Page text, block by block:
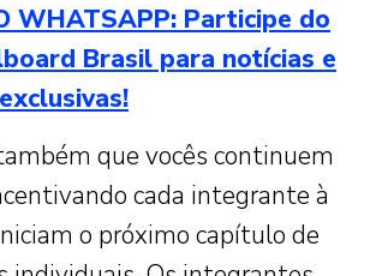
WHATSAPP: Participe do
Brasil para notícias e
que vocês continuem
cada integrante à
o próximo capítulo de